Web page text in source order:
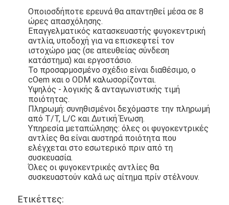
125WD-
310
120-
250
18-33 62
125WD-
350
120-
290
35-48 1450 62
125WD-
400
140-
300
35-60 1450 65
150WD-
310
200-
400
18-33 1450
150WD-
350
200-
400
150WD-
400
200-
400
40-55 1450
200WD-
350
300-
600
28-38 1450 67
200WD-
430
300-
650
250WD-
430
400-
800
50-60 1450 70
Οποιοσδήποτε ερευνά θα απαντηθεί μέσα σε 8
ώρες απασχόλησης.
Επαγγελματικός κατασκευαστής φυγοκεντρική
αντλία, υποδοχή για να επισκεφτεί τον
ιστοχώρο μας (σε απευθείας σύνδεση
κατάστημα) και εργοστάσιο.
Το προσαρμοσμένο σχέδιο είναι διαθέσιμο, ο
cOem και ο ODM καλωσορίζονται.
Υψηλός - λογικής & ανταγωνιστικής τιμή
ποιότητας.
Πληρωμή: συνηθισμένοι δεχόμαστε την πληρωμή
από T/T, L/C και Δυτική Ένωση.
Υπηρεσία μεταπώλησης: όλες οι φυγοκεντρικές
αντλίες θα είναι αυστηρά ποιότητα που
ελέγχεται στο εσωτερικό πριν από τη
συσκευασία.
Όλες οι φυγοκεντρικές αντλίες θα
συσκευαστούν καλά ως αίτημα πρίν στέλνουν.
Ετικέττες: